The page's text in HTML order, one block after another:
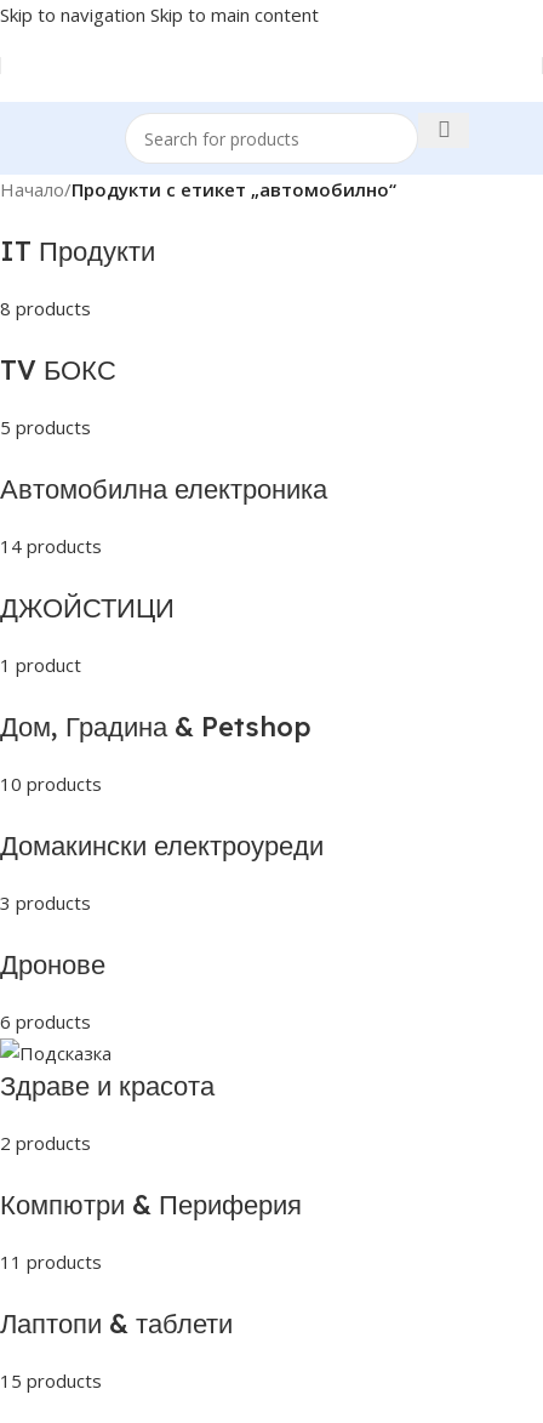
Skip to navigation Skip to main content
Начало/Продукти с етикет „автомобилно“
IT Продукти
8 products
TV БОКС
5 products
Автомобилна електроника
14 products
ДЖОЙСТИЦИ
1 product
Дом, Градина & Petshop
10 products
Домакински електроуреди
3 products
Дронове
6 products
Здраве и красота
2 products
Компютри & Периферия
11 products
Лаптопи & таблети
15 products